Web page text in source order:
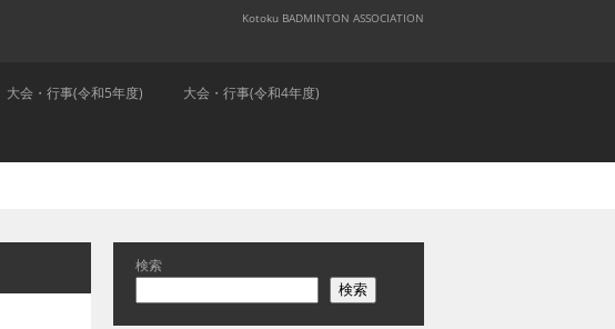
Kotoku BADMINTON ASSOCIATION
大会・行事(令和5年度) 大会・行事(令和4年度)
検索
検索